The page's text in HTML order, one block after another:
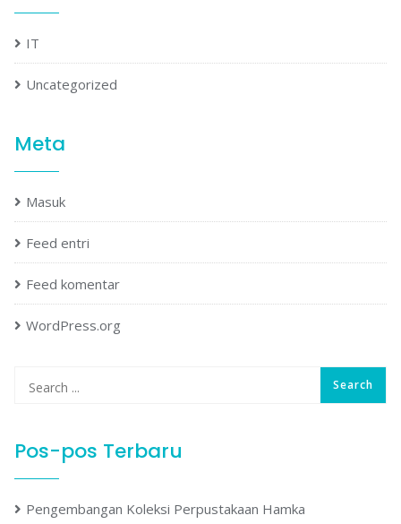
IT
Uncategorized
Meta
Masuk
Feed entri
Feed komentar
WordPress.org
Pos-pos Terbaru
Pengembangan Koleksi Perpustakaan Hamka